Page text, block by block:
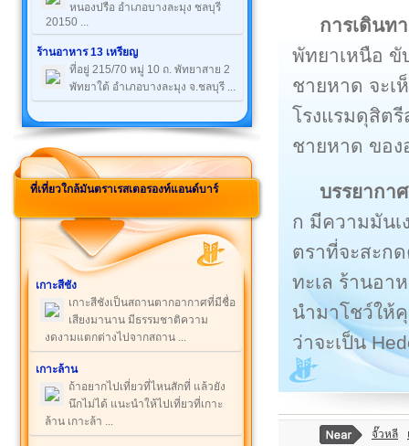
หนองปรือ อำเภอบางละมุง ชลบุรี
20150 ...
ร้านอาหาร 13 เหรียญ
ที่อยู่ 215/70 หมู่ 10 ถ. พัทยาสาย 2
พัทยาใต้ อำเภอบางละมุง จ.ชลบุรี ...
ที่เที่ยวใกล้มันตราเรสเตอรองท์แอนด์บาร์
เกาะสีชัง
เกาะสีชังเป็นสถานตากอากาศที่มีชื่อ
เสียงมานาน มีธรรมชาติความ
งดงามแตกต่างไปจากสถาน ...
เกาะล้าน
ถ้าอยากไปเที่ยวที่ไหนสักที่ แล้วยัง
นึกไม่ได้ แนะนำให้ไปเที่ยวที่เกาะ
ล้าน เกาะล้า ...
การเดินท
พัทยาเหนือ ขั
ชายหาด จะเ
โรงแรมดุสิต
ชายหาด ของ
บรรยากาศ
ก มีความมันเ
ตราที่จะสะก
ทะเล ร้านอา
นำมาโชว์ให้
ว่าจะเป็น
จั๊วหลี